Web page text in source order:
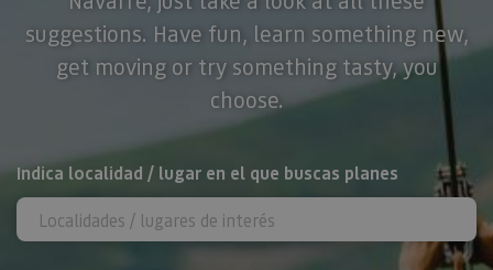
suggestions. Have fun, learn something new,
get moving or try something tasty, you
choose.
Search
Indica localidad / lugar en el que buscas planes